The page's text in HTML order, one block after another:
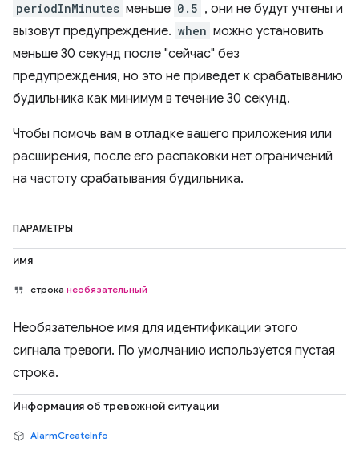
periodInMinutes меньше 0.5 , они не будут учтены и
вызовут предупреждение. when можно установить
меньше 30 секунд после "сейчас" без
предупреждения, но это не приведет к срабатыванию
будильника как минимум в течение 30 секунд.
Чтобы помочь вам в отладке вашего приложения или
расширения, после его распаковки нет ограничений
на частоту срабатывания будильника.
ПАРАМЕТРЫ
имя
строка необязательный
Необязательное имя для идентификации этого
сигнала тревоги. По умолчанию используется пустая
строка.
Информация об тревожной ситуации
AlarmCreateInfo